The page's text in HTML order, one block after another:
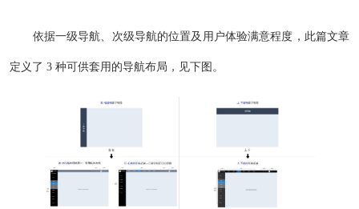
依据一级导航、次级导航的位置及用户体验满意程度，此篇文章
定义了 3 种可供套用的导航布局，见下图。